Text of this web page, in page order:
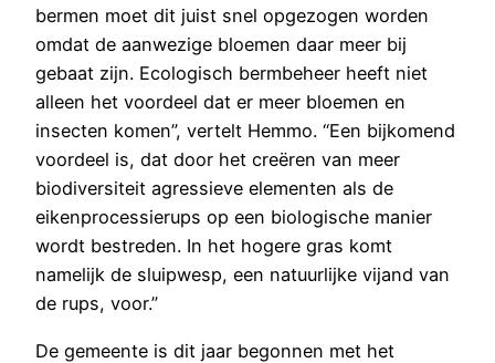
bermen moet dit juist snel opgezogen worden
omdat de aanwezige bloemen daar meer bij
gebaat zijn. Ecologisch bermbeheer heeft niet
alleen het voordeel dat er meer bloemen en
insecten komen”, vertelt Hemmo. “Een bijkomend
voordeel is, dat door het creëren van meer
biodiversiteit agressieve elementen als de
eikenprocessierups op een biologische manier
wordt bestreden. In het hogere gras komt
namelijk de sluipwesp, een natuurlijke vijand van
de rups, voor.”
De gemeente is dit jaar begonnen met het